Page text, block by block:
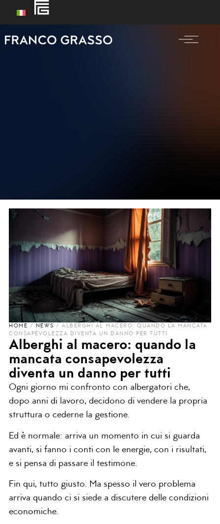
HOME / NEWS / ALBERGHI AL MACERO: QUANDO LA MANCATA
CONSAPEVOLEZZA DIVENTA UN DANNO PER TUTTI
Alberghi al macero: quando la
mancata consapevolezza
diventa un danno per tutti
Ogni giorno mi confronto con albergatori che,
dopo anni di lavoro, decidono di vendere la propria
struttura o cederne la gestione.
Ed è normale: arriva un momento in cui si guarda
avanti, si fanno i conti con le energie, con i risultati,
e si pensa di passare il testimone.
Fin qui, tutto giusto. Ma spesso il vero problema
arriva quando ci si siede a discutere delle condizioni
economiche.